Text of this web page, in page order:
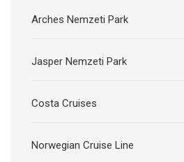
Arches Nemzeti Park
Jasper Nemzeti Park
Costa Cruises
Norwegian Cruise Line